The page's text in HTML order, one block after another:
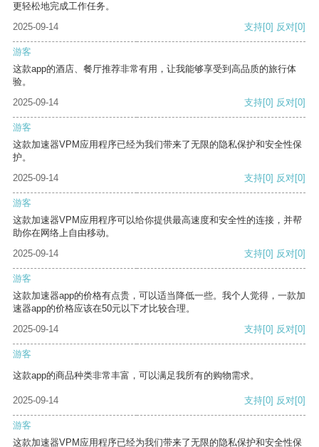
更轻松地完成工作任务。
2025-09-14
支持[0] 反对[0]
游客
这款app的酒店、餐厅推荐非常有用，让我能够享受到高品质的旅行体
验。
2025-09-14
支持[0] 反对[0]
游客
这款加速器VPM应用程序已经为我们带来了无限的隐私保护和安全性保
护。
2025-09-14
支持[0] 反对[0]
游客
这款加速器VPM应用程序可以给你提供最高速度和安全性的连接，并帮
助你在网络上自由移动。
2025-09-14
支持[0] 反对[0]
游客
这款加速器app的价格有点贵，可以适当降低一些。我个人觉得，一款加
速器app的价格应该在50元以下才比较合理。
2025-09-14
支持[0] 反对[0]
游客
这款app的商品种类非常丰富，可以满足我所有的购物需求。
2025-09-14 支持[0] 反对[0]
游客
这款加速器VPM应用程序已经为我们带来了无限的隐私保护和安全性保